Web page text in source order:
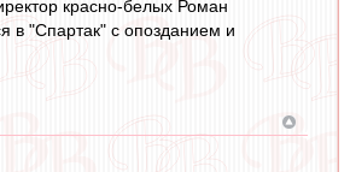
красно-белых Роман
в "Спартак" с опозданием и